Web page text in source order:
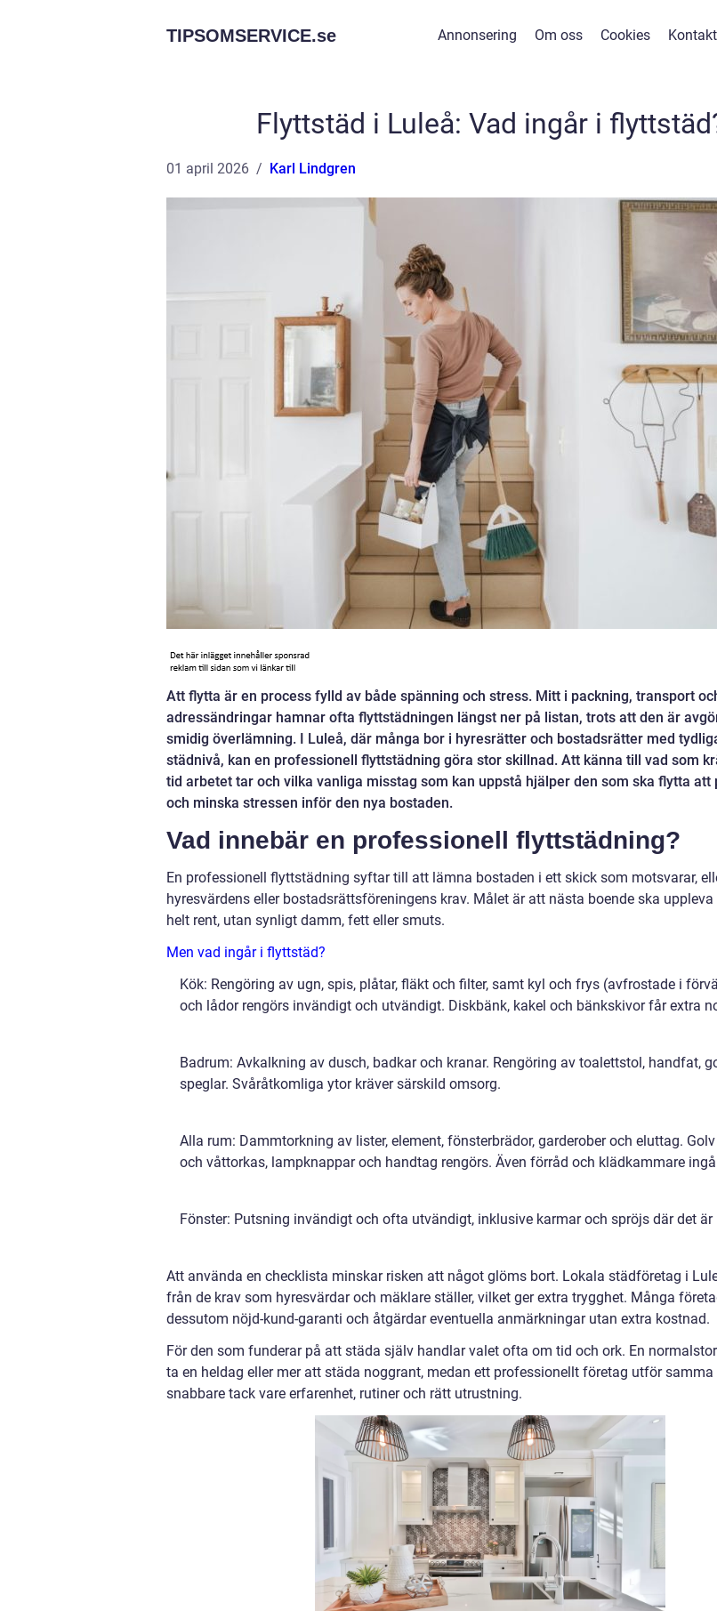
TIPSOMSERVICE.se Annonsering Om oss Cookies
Flyttstäd i Luleå: Vad ingår i
01 april 2026 Karl Lindgren
Att flytta är en process fylld av både spänning och stress. Mitt i packning, transport
adressändringar hamnar ofta flyttstädningen längst ner på listan, trots att den är
smidig överlämning. I Luleå, där många bor i hyresrätter och bostadsrätter med
städnivå, kan en professionell flyttstädning göra stor skillnad. Att känna till vad som
tid arbetet tar och vilka vanliga misstag som kan uppstå hjälper den som ska flytta att
och minska stressen inför den nya bostaden.
Vad innebär en professionell flyttstädning?
En professionell flyttstädning syftar till att lämna bostaden i ett skick som motsvarar,
hyresvärdens eller bostadsrättsföreningens krav. Målet är att nästa boende ska
helt rent, utan synligt damm, fett eller smuts.
Men vad ingår i flyttstäd?
Kök: Rengöring av ugn, spis, plåtar, fläkt och filter, samt kyl och frys (avfrostade i
och lådor rengörs invändigt och utvändigt. Diskbänk, kakel och bänkskivor får extra
Badrum: Avkalkning av dusch, badkar och kranar. Rengöring av toalettstol, handfat,
speglar. Svåråtkomliga ytor kräver särskild omsorg.
Alla rum: Dammtorkning av lister, element, fönsterbrädor, garderober och eluttag.
och våttorkas, lampknappar och handtag rengörs. Även förråd och klädkammare
Fönster: Putsning invändigt och ofta utvändigt, inklusive karmar och spröjs där det
Att använda en checklista minskar risken att något glöms bort. Lokala städföretag i
från de krav som hyresvärdar och mäklare ställer, vilket ger extra trygghet. Många
dessutom nöjd-kund-garanti och åtgärdar eventuella anmärkningar utan extra kostnad.
För den som funderar på att städa själv handlar valet ofta om tid och ork. En
ta en heldag eller mer att städa noggrant, medan ett professionellt företag utför samma
snabbare tack vare erfarenhet, rutiner och rätt utrustning.